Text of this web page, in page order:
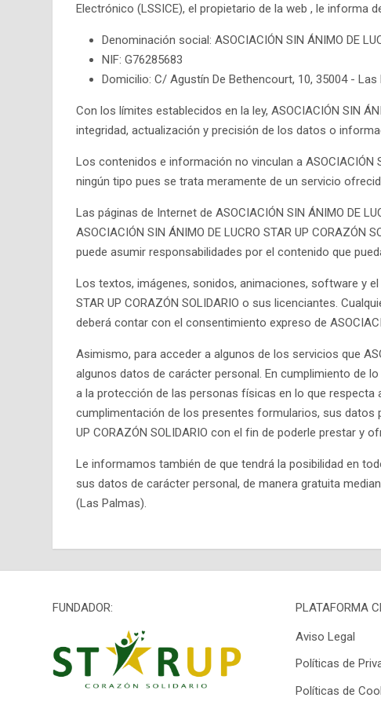
Electrónico (LSSICE), el propietario de la web , le informa
Denominación social: ASOCIACIÓN SIN ÁNIMO DE
NIF: G76285683
Domicilio: C/ Agustín De Bethencourt, 10, 35004 -
Con los límites establecidos en la ley, ASOCIACIÓN SIN
integridad, actualización y precisión de los datos o
Los contenidos e información no vinculan a ASOCIACIÓN
ningún tipo pues se trata meramente de un servicio
Las páginas de Internet de ASOCIACIÓN SIN ÁNIMO DE
ASOCIACIÓN SIN ÁNIMO DE LUCRO STAR UP CORAZÓN
puede asumir responsabilidades por el contenido que
Los textos, imágenes, sonidos, animaciones, software y
STAR UP CORAZÓN SOLIDARIO o sus licenciantes.
deberá contar con el consentimiento expreso de
Asimismo, para acceder a algunos de los servicios que
algunos datos de carácter personal. En cumplimiento de
a la protección de las personas físicas en lo que
cumplimentación de los presentes formularios, sus datos
UP CORAZÓN SOLIDARIO con el fin de poderle prestar
Le informamos también de que tendrá la posibilidad en
sus datos de carácter personal, de manera gratuita
(Las Palmas).
FUNDADOR: PLATAFORMA
Aviso Legal
Políticas de
Políticas de